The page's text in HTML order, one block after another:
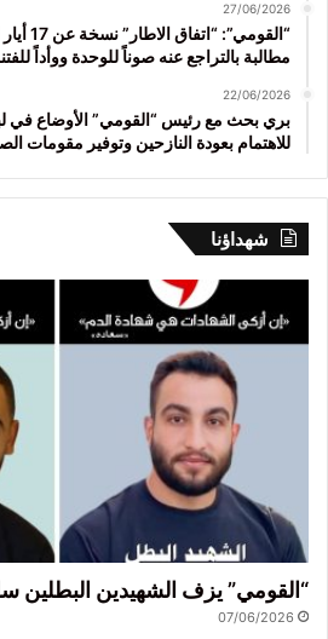
27/06/2026
مطالبة بالتراجع عنه صوناً للوحدة ووأداً
22/06/2026
بري بحث مع رئيس “القومي” الأوضاع في
للاهتمام بعودة النازحين وتوفير مقومات
شهداؤنا
“القومي” يزف الشهيدين البطلين
07/06/2026